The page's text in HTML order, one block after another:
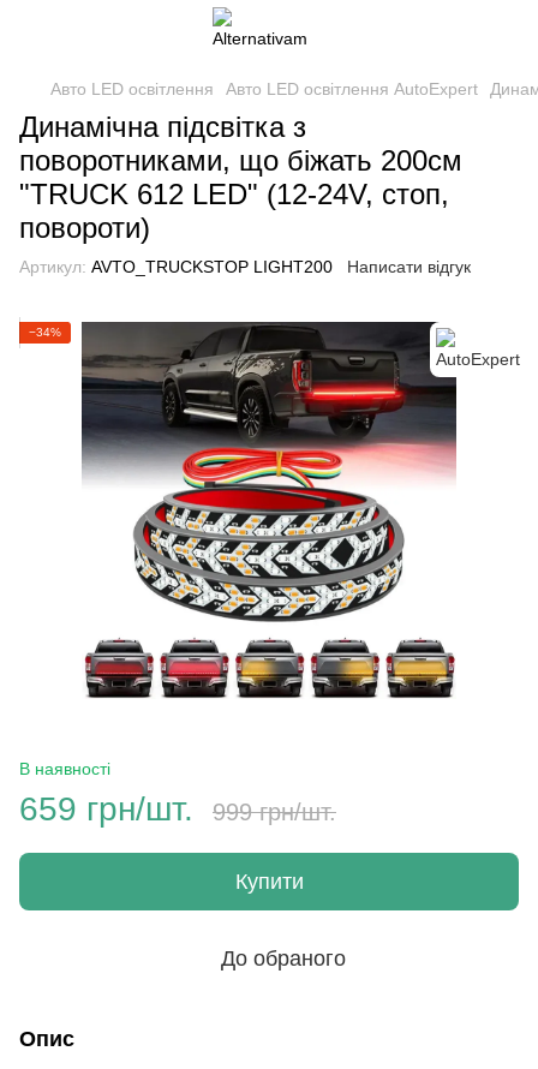
Авто LED освітлення Авто LED освітлення AutoExpert
Динамічна підсвітка з
поворотниками, що біжать 200см
"TRUCK 612 LED" (12-24V, стоп,
повороти)
Артикул: AVTO_TRUCKSTOP LIGHT200 Написати відгук
−34%
В наявності
659 грн/шт. 999 грн/шт.
Купити
До обраного
Опис